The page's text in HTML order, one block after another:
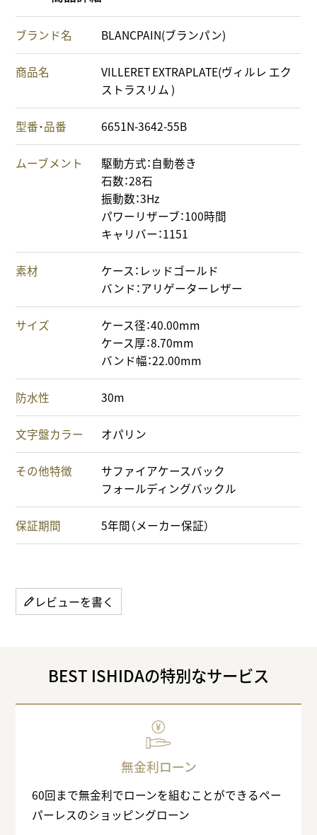
ブランド名 BLANCPAIN(ブランパン)
商品名
VILLERET EXTRAPLATE(ヴィルレ エク
ストラスリム )
型番・品番 6651N-3642-55B
ムーブメント
駆動方式：自動巻き
石数：28石
振動数：3Hz
パワーリザーブ：100時間
キャリバー：1151
素材
ケース：レッドゴールド
バンド：アリゲーターレザー
サイズ
ケース径：40.00mm
ケース厚：8.70mm
バンド幅：22.00mm
防水性 30m
文字盤カラー オパリン
その他特徴
サファイアケースバック
フォールディングバックル
保証期間 5年間（メーカー保証）
レビューを書く
BEST ISHIDAの特別なサービス
無金利ローン
60回まで無金利でローンを組むことができるペー
パーレスのショッピングローン